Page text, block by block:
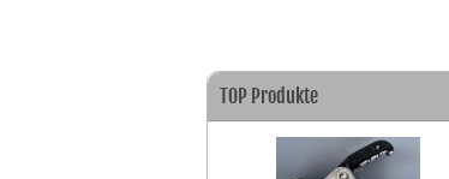
TOP Produkte